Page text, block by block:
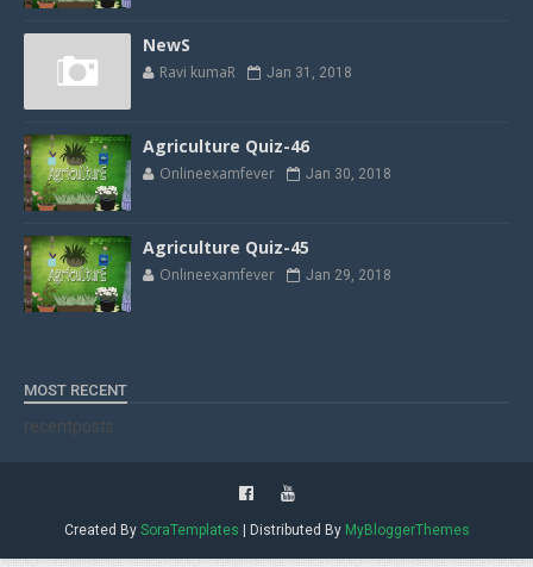
NewS
Ravi kumaR Jan 31, 2018
Agriculture Quiz-46
Onlineexamfever Jan 30, 2018
Agriculture Quiz-45
Onlineexamfever Jan 29, 2018
MOST RECENT
recentposts
Created By SoraTemplates | Distributed By MyBloggerThemes